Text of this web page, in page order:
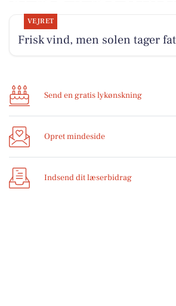
VEJRET
Frisk vind, men solen tager fat
Send en gratis lykønskning
Opret mindeside
Indsend dit læserbidrag